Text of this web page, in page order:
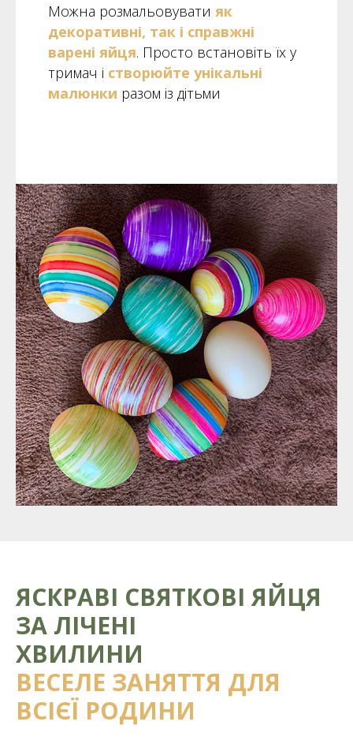
Можна розмальовувати як
декоративні, так і справжні
варені яйця. Просто встановіть їх у
тримач і створюйте унікальні
малюнки разом із дітьми
ЯСКРАВІ СВЯТКОВІ ЯЙЦЯ
ЗА ЛІЧЕНІ
ХВИЛИНИ
ВЕСЕЛЕ ЗАНЯТТЯ ДЛЯ
ВСІЄЇ РОДИНИ